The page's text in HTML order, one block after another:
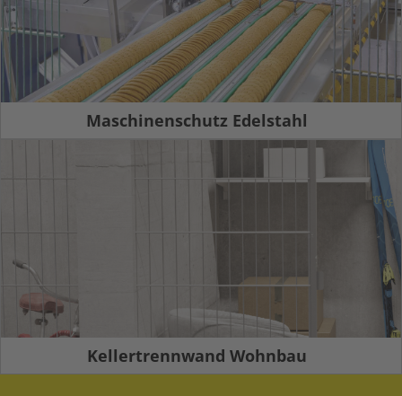
Maschinenschutz Edelstahl
Kellertrennwand Wohnbau